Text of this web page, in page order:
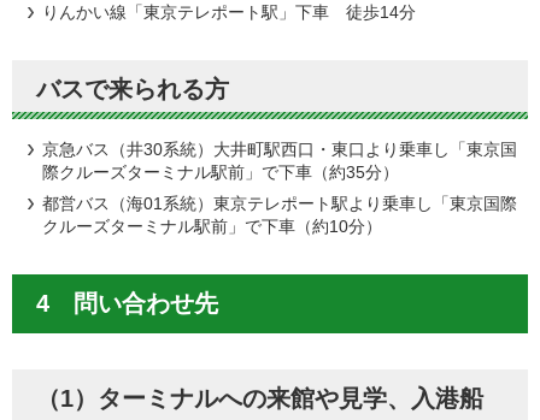
りんかい線「東京テレポート駅」下車 徒歩14分
バスで来られる方
京急バス（井30系統）大井町駅西口・東口より乗車し「東京国
際クルーズターミナル駅前」で下車（約35分）
都営バス（海01系統）東京テレポート駅より乗車し「東京国際
クルーズターミナル駅前」で下車（約10分）
4 問い合わせ先
（1）ターミナルへの来館や見学、入港船